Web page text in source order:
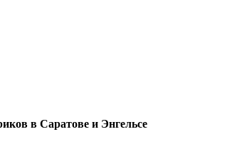
в Саратове и Энгельсе